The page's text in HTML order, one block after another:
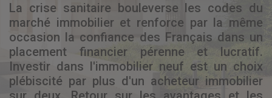
La crise sanitaire bouleverse les codes du
marché immobilier et renforce par la même
occasion la confiance des Français dans un
placement financier pérenne et lucratif.
Investir dans l'immobilier neuf est un choix
plébiscité par plus d'un acheteur immobilier